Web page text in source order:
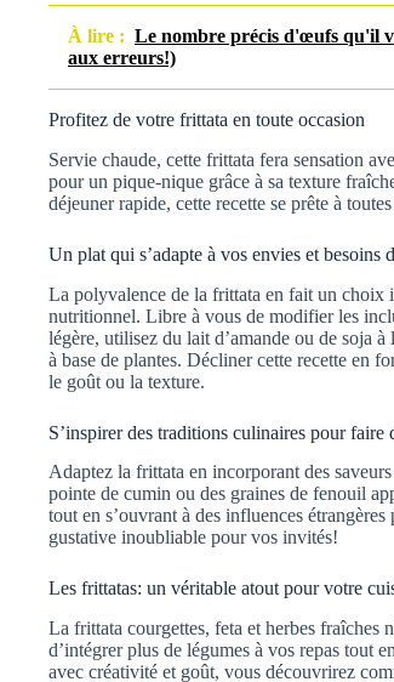
À lire : Le nombre précis d'œufs qu'il
aux erreurs!)
Profitez de votre frittata en toute occasion
Servie chaude, cette frittata fera sensation
pour un pique-nique grâce à sa texture
déjeuner rapide, cette recette se prête à
Un plat qui s’adapte à vos envies et besoins
La polyvalence de la frittata en fait un choix
nutritionnel. Libre à vous de modifier les
légère, utilisez du lait d’amande ou de soja
à base de plantes. Décliner cette recette en
le goût ou la texture.
S’inspirer des traditions culinaires pour
Adaptez la frittata en incorporant des
pointe de cumin ou des graines de fenouil
tout en s’ouvrant à des influences
gustative inoubliable pour vos invités!
Les frittatas: un véritable atout pour votre
La frittata courgettes, feta et herbes fraîches
d’intégrer plus de légumes à vos repas tout
avec créativité et goût, vous découvrirez